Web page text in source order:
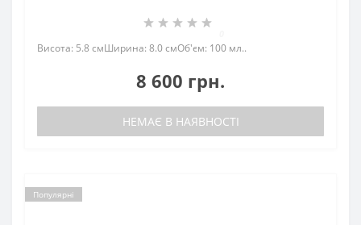
Висота: 5.8 смШирина: 8.0 смОб'єм: 100 мл..
8 600 грн.
НЕМАЄ В НАЯВНОСТІ
Популярні